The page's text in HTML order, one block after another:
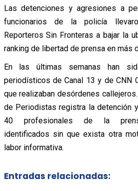
Las detenciones y agresiones a
funcionarios de la policía
Reporteros Sin Fronteras a bajar la
ranking de libertad de prensa en más
En las últimas semanas han
periodísticos de Canal 13 y de CNN
que realizaban desórdenes
de Periodistas registra la detención
40 profesionales de la
identificados sin que exista otra
labor informativa.
Entradas relacionadas: